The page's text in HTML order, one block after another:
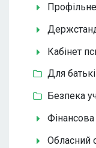
Кабінет
Для
Безпека
Фінансова
Обласний